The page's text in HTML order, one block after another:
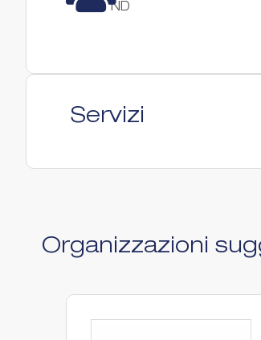
ND
Servizi
Organizzazioni